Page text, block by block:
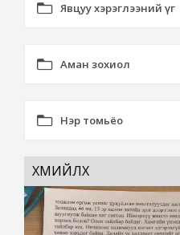
Явцуу хэрэглээний үг
Аман зохиол
Нэр томьёо
ХӨӨМИЙЛӨХ